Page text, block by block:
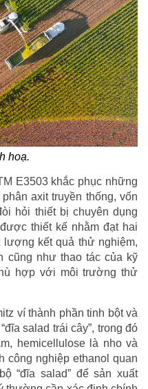
hoạ.
E3503 khắc phục những
axit truyền thống, vốn
hỏi thiết bị chuyên dụng
thiết kế nhằm đạt hai
lượng kết quả thử nghiệm,
cũng như thao tác của kỹ
hợp với môi trường thử
ví thành phần tinh bột và
salad trái cây”, trong đó
hemicellulose là nho và
công nghiệp ethanol quan
“đĩa salad” để sản xuất